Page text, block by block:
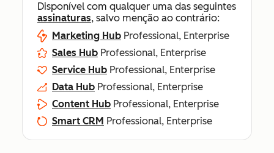
Disponível com qualquer uma das seguintes
assinaturas, salvo menção ao contrário:
Marketing Hub Professional, Enterprise
Sales Hub Professional, Enterprise
Service Hub Professional, Enterprise
Data Hub Professional, Enterprise
Content Hub Professional, Enterprise
Smart CRM Professional, Enterprise